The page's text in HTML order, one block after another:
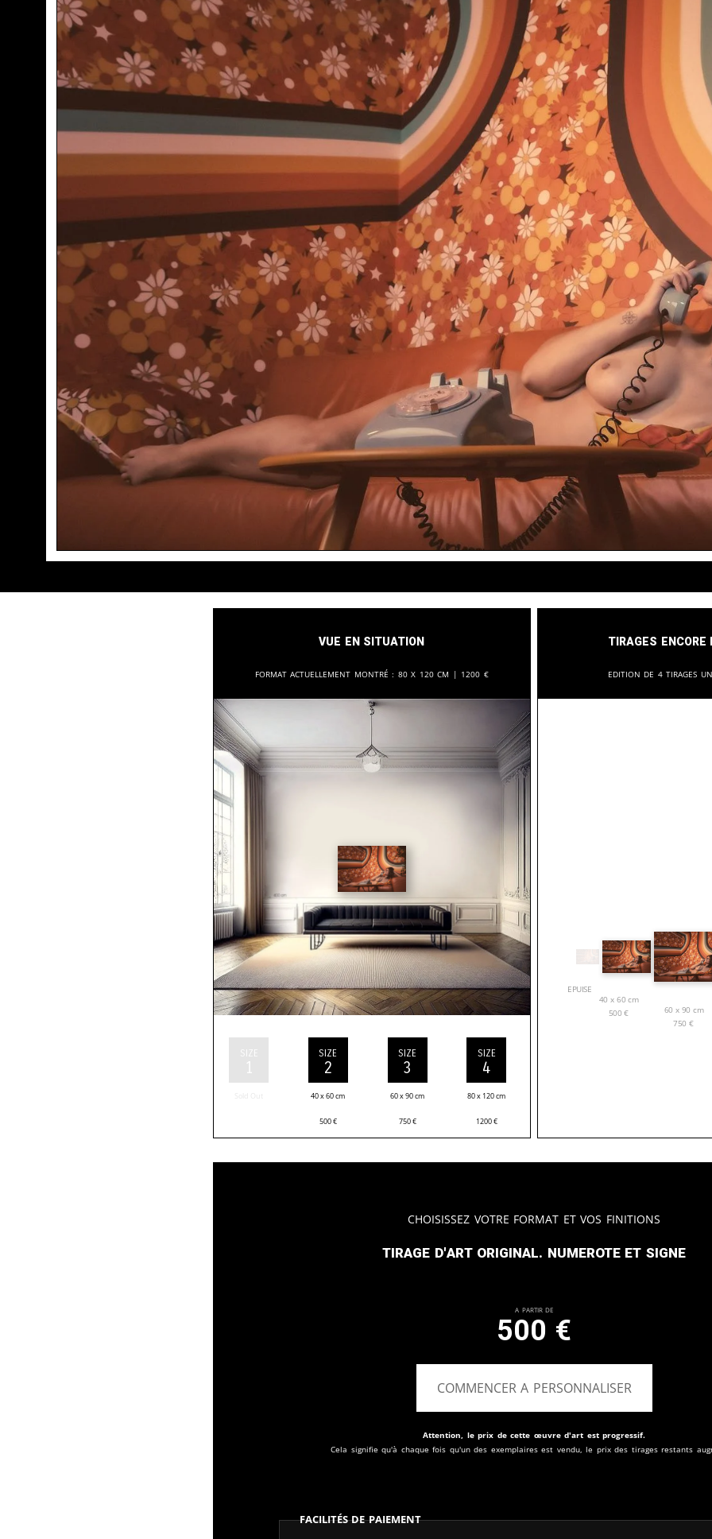
Idan Wizen
Deborah Zuanazzi
Vue en situation
Format actuellement montré : 80 x 120 cm | 1200 €
SIZE
1
SIZE
2
40 x 60 cm
500€
SIZE
3
60 x 90 cm
750€
SIZE
4
80 x 120 cm
1200€
Tirages encore
Edition de 4 tirages
EPUISE
40 x 60 cm
500€
60 x 90 cm
750€
Choisissez votre format et vos finitions
Tirage d'art original. Numerote et signe
A partir de
500 €
COMMENCER A PERSONNALISER
Attention, le prix de cette œuvre d'art est progressif.
Cela signifie qu'à chaque fois qu'un des exemplaires est vendu, le prix des tirages restants
Facilités de paiement